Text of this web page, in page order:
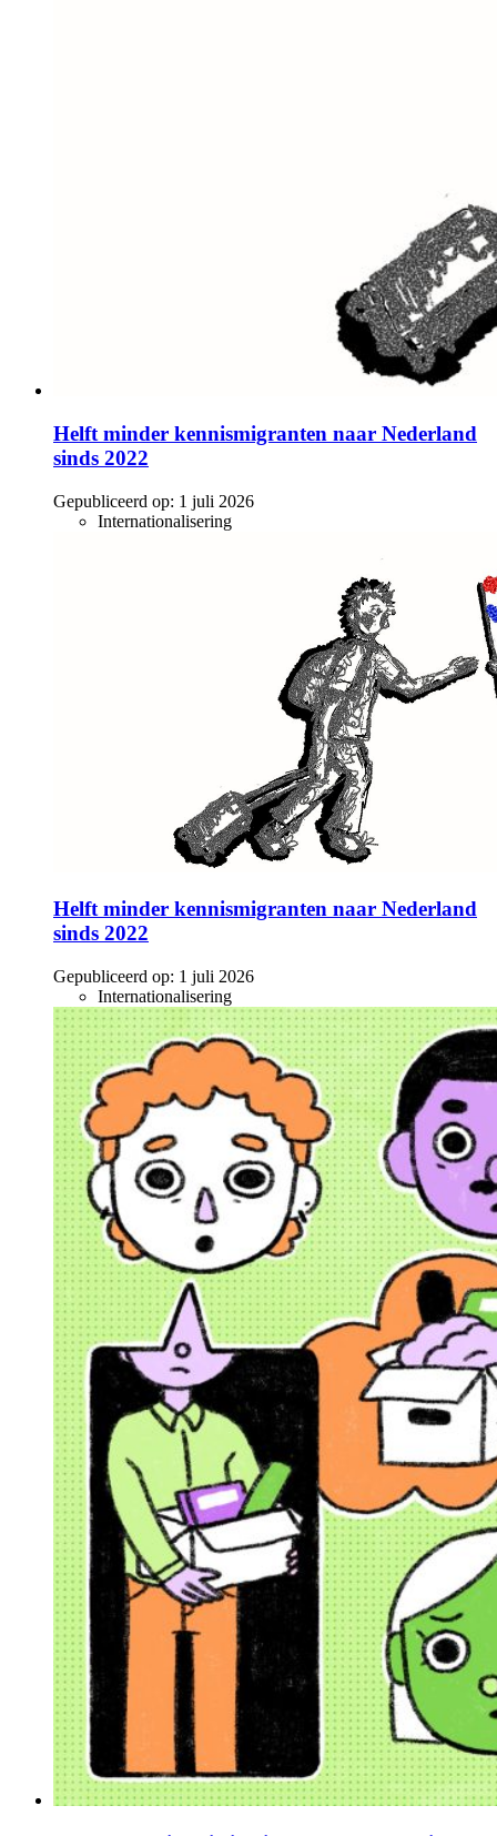
Helft minder kennismigranten naar Nederland
sinds 2022
Gepubliceerd op: 1 juli 2026
Internationalisering
Helft minder kennismigranten naar Nederland
sinds 2022
Gepubliceerd op: 1 juli 2026
Internationalisering